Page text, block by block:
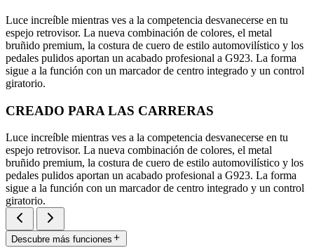
Luce increíble mientras ves a la competencia desvanecerse en tu
espejo retrovisor. La nueva combinación de colores, el metal
bruñido premium, la costura de cuero de estilo automovilístico y los
pedales pulidos aportan un acabado profesional a G923. La forma
sigue a la función con un marcador de centro integrado y un control
giratorio.
CREADO PARA LAS CARRERAS
Luce increíble mientras ves a la competencia desvanecerse en tu
espejo retrovisor. La nueva combinación de colores, el metal
bruñido premium, la costura de cuero de estilo automovilístico y los
pedales pulidos aportan un acabado profesional a G923. La forma
sigue a la función con un marcador de centro integrado y un control
giratorio.
Descubre más funciones